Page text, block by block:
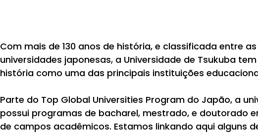
Com mais de 130 anos de história, e classificada entre as
universidades japonesas, a Universidade de Tsukuba
história como uma das principais instituições
Parte do Top Global Universities Program do Japão, a
possui programas de bacharel, mestrado, e doutorado
de campos acadêmicos. Estamos linkando aqui alguns